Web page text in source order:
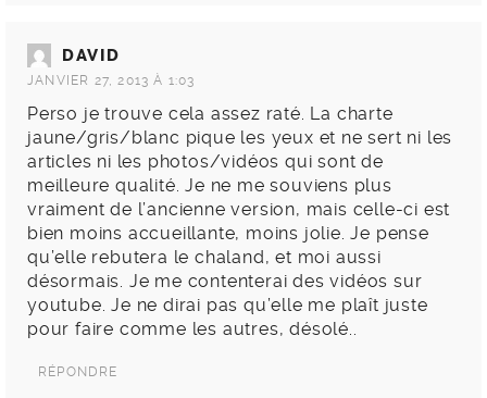
DAVID
JANVIER 27, 2013 À 1:03
Perso je trouve cela assez raté. La charte
jaune/gris/blanc pique les yeux et ne sert ni les
articles ni les photos/vidéos qui sont de
meilleure qualité. Je ne me souviens plus
vraiment de l’ancienne version, mais celle-ci est
bien moins accueillante, moins jolie. Je pense
qu’elle rebutera le chaland, et moi aussi
désormais. Je me contenterai des vidéos sur
youtube. Je ne dirai pas qu’elle me plaît juste
pour faire comme les autres, désolé..
RÉPONDRE